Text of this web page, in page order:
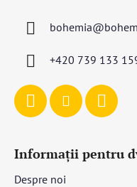
bohemia@
+420 739 133
Informații pentru
Despre noi